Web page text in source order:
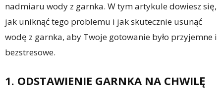
nadmiaru wody z garnka. W tym artykule dowiesz się,
jak uniknąć tego problemu i jak skutecznie usunąć
wodę z garnka, aby Twoje gotowanie było przyjemne i
bezstresowe.
1. ODSTAWIENIE GARNKA NA CHWILĘ